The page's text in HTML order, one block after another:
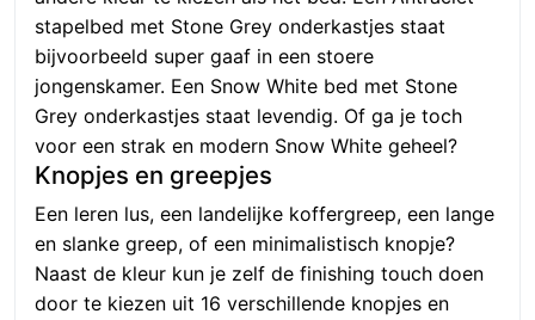
stapelbed met Stone Grey onderkastjes staat
bijvoorbeeld super gaaf in een stoere
jongenskamer. Een Snow White bed met Stone
Grey onderkastjes staat levendig. Of ga je toch
voor een strak en modern Snow White geheel?
Knopjes en greepjes
Een leren lus, een landelijke koffergreep, een lange
en slanke greep, of een minimalistisch knopje?
Naast de kleur kun je zelf de finishing touch doen
door te kiezen uit 16 verschillende knopjes en